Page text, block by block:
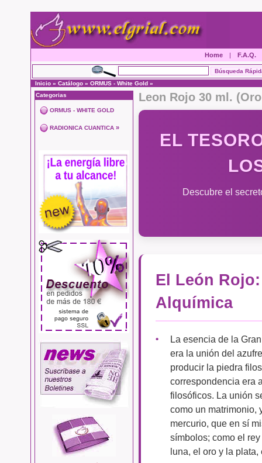
Home | F.A.Q.
Inicio » Catálogo » ORMUS - White Gold »
Categorias
ORMUS - WHITE GOLD
RADIONICA CUANTICA »
Leon Rojo 30 ml.
EL
Descubre el
El León
Alquímica
La esencia de la
era la unión del
producir la piedra
correspondencia era
filosóficos. La unión
como un matrimonio,
mercurio, que en sí
símbolos; como el
luna, el oro y la